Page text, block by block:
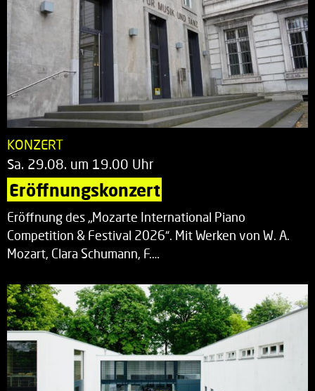
KONZERT
Sa. 29.08. um 19.00 Uhr
Eröffnungskonzert
Eröffnung des „Mozarte International Piano
Competition & Festival 2026“. Mit Werken von W. A.
Mozart, Clara Schumann, F.…